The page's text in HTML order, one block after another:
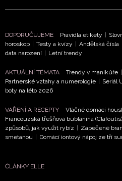
DOPORUČUJEME Pravidla etikety
horoskop
Testy a kvízy Andělská čísla
data narození
Letní trendy
AKTUÁLNÍ TÉMATA Trendy v manikúře
Partnerské vztahy a numerologie
Seriál
boty na léto 2026
VAŘENÍ A RECEPTY Vláčné domácí
Francouzská třešňová bublanina (Clafoutis)
způsobů, jak využít rybíz
Zapečené
smetanou
Domácí iontový nápoj ze tří
ČLÁNKY ELLE